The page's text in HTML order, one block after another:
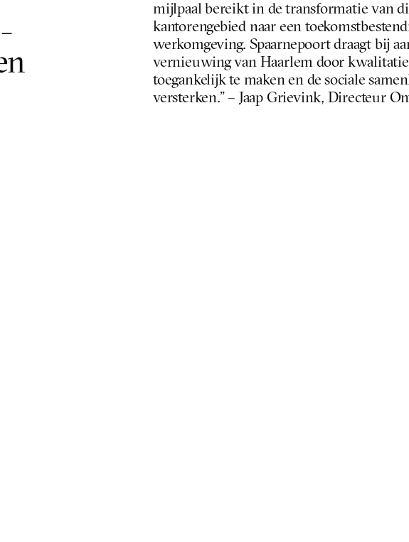
mijlpaal bereikt in de transformatie van
kantorengebied naar een
werkomgeving. Spaarnepoort draagt bij
vernieuwing van Haarlem door
toegankelijk te maken en de sociale
versterken.” – Jaap Grievink, Directeur